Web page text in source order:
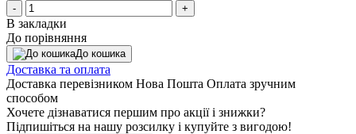
- +
В закладки
До порівняння
До кошика
Доставка та оплата
Доставка перевізником Нова Пошта Оплата зручним
способом
Хочете дізнаватися першим про акції і знижки?
Підпишіться на нашу розсилку і купуйте з вигодою!